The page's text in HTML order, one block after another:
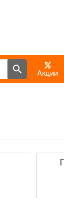
Акции